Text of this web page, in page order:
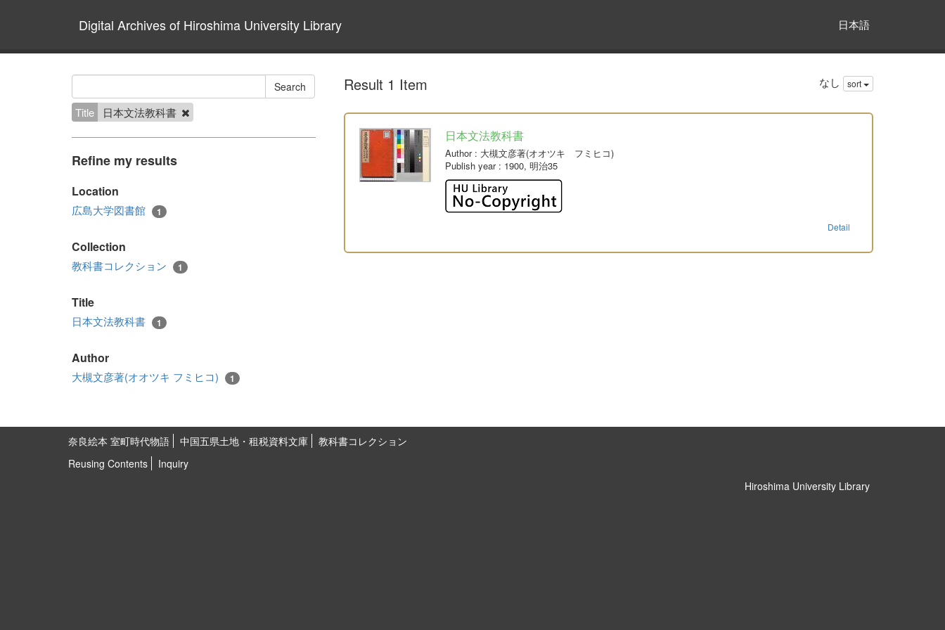
Digital Archives of Hiroshima University Library 日本語
Title 日本文法教科書
Refine my results
Location
広島大学図書館 1
Collection
教科書コレクション 1
Title
日本文法教科書 1
Author
大槻文彦著(オオツキ フミヒコ) 1
Result 1 Item なし sort
日本文法教科書
Author: 大槻文彦著(オオツキ フミヒコ)
Publish year: 1900, 明治35
Detail
奈良絵本 室町時代物語 中国五県土地・租税資料文庫
教科書コレクション
Reusing Contents
Inquiry
Hiroshima University Library